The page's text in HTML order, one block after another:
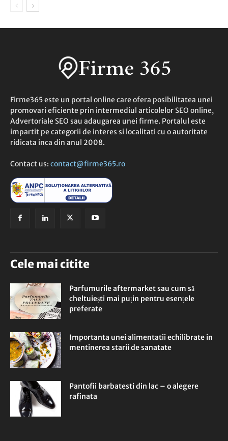
Firme365 este un portal online care ofera posibilitatea unei
promovari eficiente prin intermediul articolelor SEO online,
Advertoriale SEO sau adaugarea unei firme. Portalul este
impartit pe categorii de interes si localitati cu o autoritate
ridicata inca din anul 2008.
Contact us: contact@firme365.ro
Cele mai citite
Parfumurile aftermarket sau cum să
cheltuiești mai puțin pentru esențele
preferate
Importanta unei alimentatii echilibrate in
mentinerea starii de sanatate
Pantofii barbatesti din lac – o alegere
rafinata